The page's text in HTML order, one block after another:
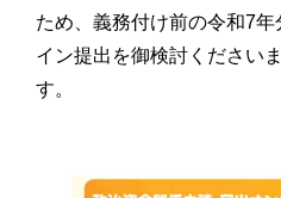
ため、義務付け前の令和7
イン提出を御検討ください
す。